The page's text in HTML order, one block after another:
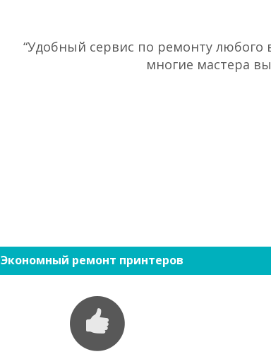
“Удобный сервис по ремонту любого
многие мастера
Экономный ремонт принтеров